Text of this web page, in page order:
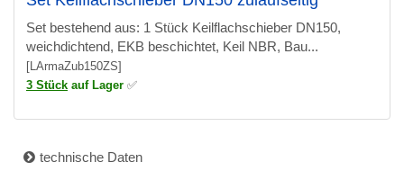
Set bestehend aus: 1 Stück Keilflachschieber DN150,
weichdichtend, EKB beschichtet, Keil NBR, Bau...
[LArmaZub150ZS]
3 Stück auf Lager ✅
technische Daten